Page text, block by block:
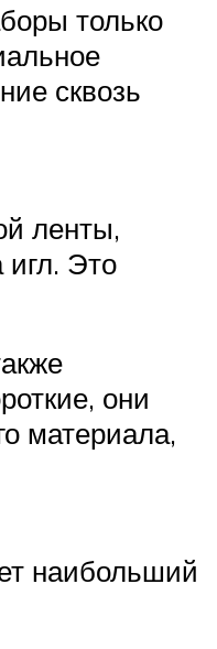
только
сквозь
ленты,
Это
они
материала,
наибольший